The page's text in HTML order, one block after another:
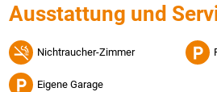
Ausstattung und
Nichtraucher-Zimmer
Eigene Garage